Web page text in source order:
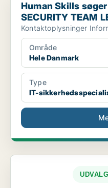
Human Skills søger
SECURITY TEAM
Område
Hele Danmark
Type
IT-